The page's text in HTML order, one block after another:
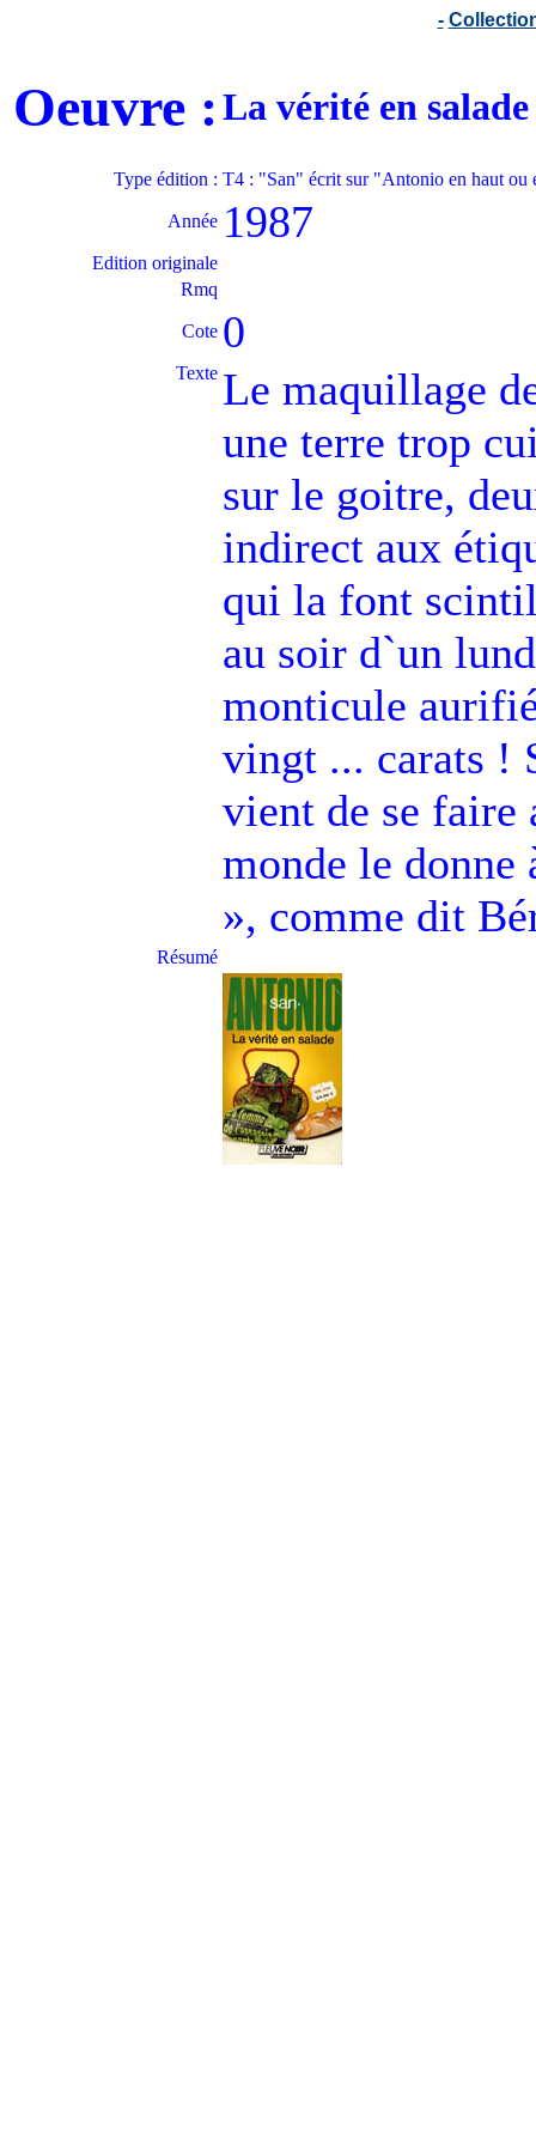
-
Oeuvre :La vérité en
Type édition : T4 : "San" écrit sur "Antonio en haut ou
Année 1987
Edition originale
Rmq
Cote 0
Texte Le maquillage
une terre trop
sur le goitre,
indirect aux
qui la font
au soir d`un
monticule
vingt ... carats !
vient de se faire
monde le donne
», comme dit
Résumé